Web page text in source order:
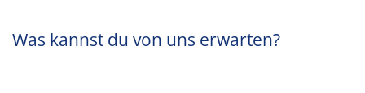
Was kannst du von uns erwarten?